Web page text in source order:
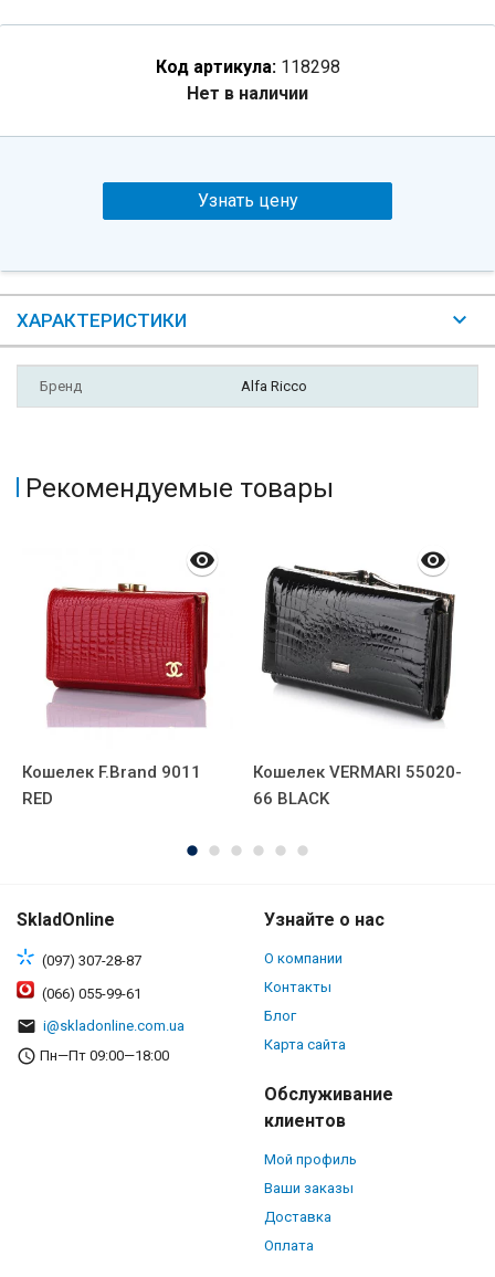
Код артикула: 118298
Нет в наличии
Узнать цену
ХАРАКТЕРИСТИКИ
Бренд Alfa Ricco
Рекомендуемые товары
Кошелек F.Brand 9011
RED
Кошелек VERMARI 55020-
66 BLACK
SkladOnline
(097) 307-28-87
(066) 055-99-61
i@skladonline.com.ua
Пн—Пт 09:00—18:00
Узнайте о нас
О компании
Контакты
Блог
Карта сайта
Обслуживание
клиентов
Мой профиль
Ваши заказы
Доставка
Оплата